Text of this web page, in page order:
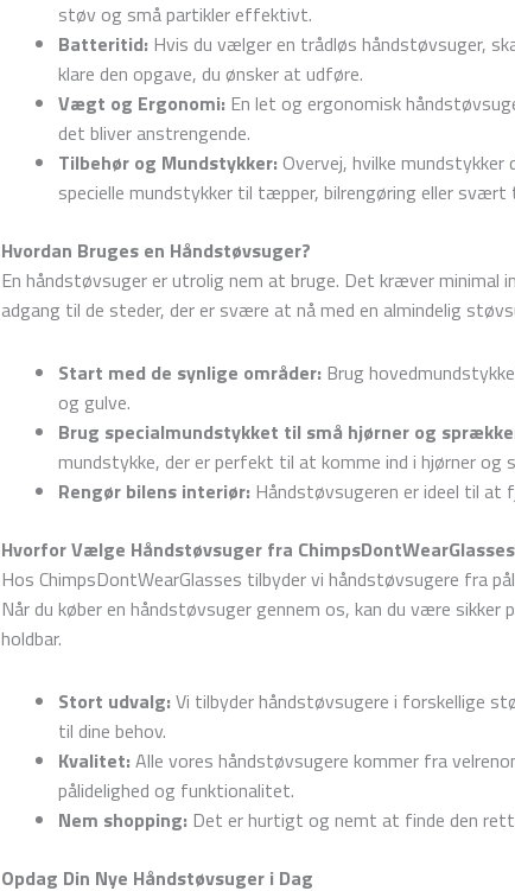
støv og små partikler effektivt.
Batteritid: Hvis du vælger en trådløs håndstøvsuger,
klare den opgave, du ønsker at udføre.
Vægt og Ergonomi: En let og ergonomisk
det bliver anstrengende.
Tilbehør og Mundstykker: Overvej, hvilke
specielle mundstykker til tæpper, bilrengøring eller
Hvordan Bruges en Håndstøvsuger?
En håndstøvsuger er utrolig nem at bruge. Det kræver
adgang til de steder, der er svære at nå med en almindelig
Start med de synlige områder: Brug
og gulve.
Brug specialmundstykket til små hjørner og
mundstykke, der er perfekt til at komme ind i hjørner og
Rengør bilens interiør: Håndstøvsugeren er ideel til
Hvorfor Vælge Håndstøvsuger fra
Hos ChimpsDontWearGlasses tilbyder vi håndstøvsugere fra
Når du køber en håndstøvsuger gennem os, kan du være
holdbar.
Stort udvalg: Vi tilbyder håndstøvsugere i forskellige
til dine behov.
Kvalitet: Alle vores håndstøvsugere kommer fra
pålidelighed og funktionalitet.
Nem shopping: Det er hurtigt og nemt at finde den
Opdag Din Nye Håndstøvsuger i Dag